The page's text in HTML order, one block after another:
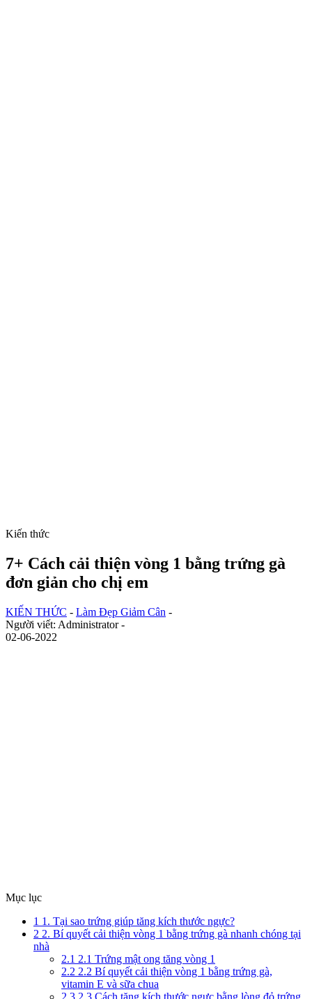
Kiến thức
7+ Cách cải thiện vòng 1 bằng trứng gà
đơn giản cho chị em
KIẾN THỨC - Làm Đẹp Giảm Cân -
Người viết: Administrator -
02-06-2022
Mục lục
1 1. Tại sao trứng giúp tăng kích thước ngực?
2 2. Bí quyết cải thiện vòng 1 bằng trứng gà nhanh chóng tại
nhà
2.1 2.1 Trứng mật ong tăng vòng 1
2.2 2.2 Bí quyết cải thiện vòng 1 bằng trứng gà,
vitamin E và sữa chua
2.3 2.3 Cách tăng kích thước ngực bằng lòng đỏ trứng